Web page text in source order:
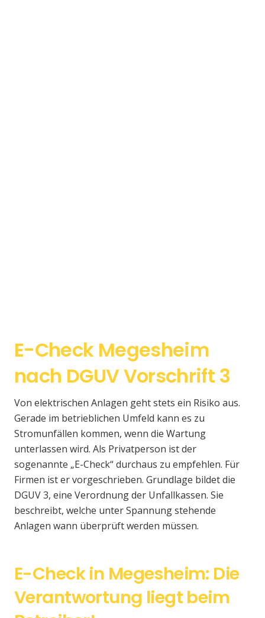
E-Check Megesheim
nach DGUV Vorschrift 3
Von elektrischen Anlagen geht stets ein Risiko aus.
Gerade im betrieblichen Umfeld kann es zu
Stromunfällen kommen, wenn die Wartung
unterlassen wird. Als Privatperson ist der
sogenannte „E-Check“ durchaus zu empfehlen. Für
Firmen ist er vorgeschrieben. Grundlage bildet die
DGUV 3, eine Verordnung der Unfallkassen. Sie
beschreibt, welche unter Spannung stehende
Anlagen wann überprüft werden müssen.
E-Check in Megesheim: Die
Verantwortung liegt beim